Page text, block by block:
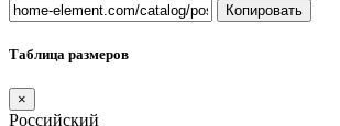
Копировать
Таблица размеров
×
Российский